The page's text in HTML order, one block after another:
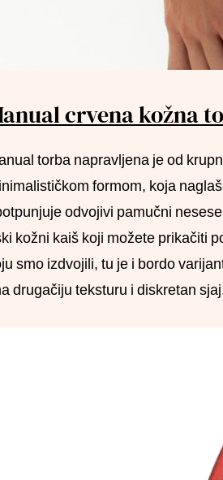
crvena kožna
torba napravljena je od
formom, koja
odvojivi pamučni
kožni kaiš koji možete prikačiti
smo izdvojili, tu je i bordo
drugačiju teksturu i diskretan